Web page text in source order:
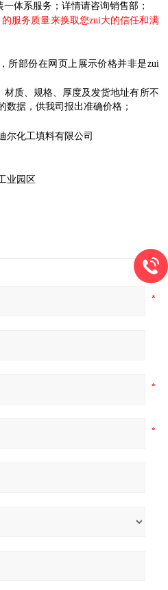
体系服务；详情请咨询销售部；
服务质量来换取您zui大的信任和满
所部份在网页上展示价格并非是zui
质、规格、厚度及发货地址有所不
数据，供我司报出准确价格；
尔化工填料有限公司
业园区